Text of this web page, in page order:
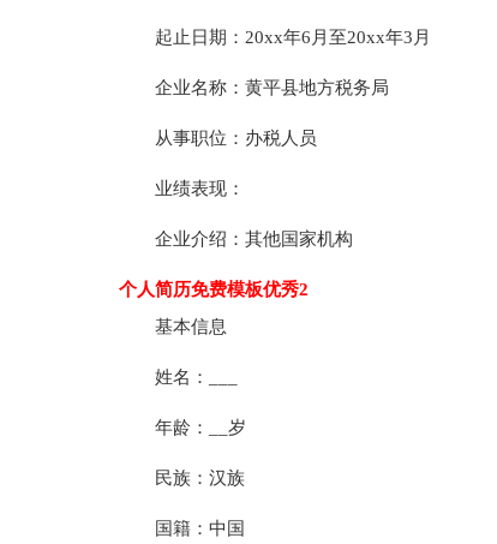
起止日期：20xx年6月至20xx年3月
企业名称：黄平县地方税务局
从事职位：办税人员
业绩表现：
企业介绍：其他国家机构
个人简历免费模板优秀2
基本信息
姓名：___
年龄：__岁
民族：汉族
国籍：中国